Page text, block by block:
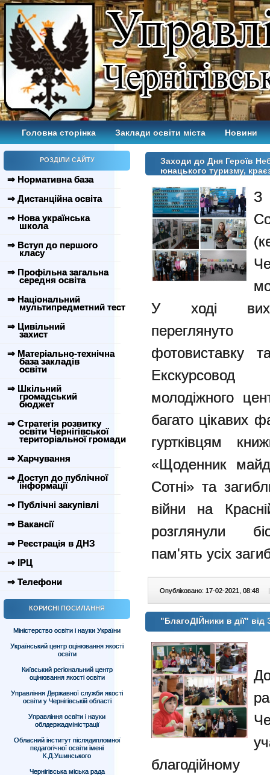
Головна сторінка Заклади освіти міста Новини
РОЗДІЛИ САЙТУ
⇒ Нормативна база
⇒ Дистанційна освіта
⇒ Нова українська
школа
⇒ Вступ до першого
класу
⇒ Профільна загальна
середня освіта
⇒ Національний
мультипредметний тест
⇒ Цивільний
захист
⇒ Матеріально-технічна
база закладів
освіти
⇒ Шкільний
громадський
бюджет
⇒ Стратегія розвитку
освіти Чернігівської
територіальної громади
⇒ Харчування
⇒ Доступ до публічної
інформації
⇒ Публічні закупівлі
⇒ Вакансії
⇒ Реєстрація в ДНЗ
⇒ ІРЦ
⇒ Телефони
КОРИСНІ ПОСИЛАННЯ
Міністерство освіти і науки України
Український центр оцінювання якості
освіти
Київський регіональний центр
оцінювання якості освіти
Управління Державної служби якості
освіти у Чернігівській області
Управління освіти і науки
облдержадміністрації
Обласний інститут післядипломної
педагогічної освіти імені
К.Д.Ушинського
Чернігівська міська рада
Заходи до Дня Героїв
юнацького туризму,
З
У ході
фотовиставку
Екскурсовод
молодіжного
багато цікавих
гуртківцям
«Щоденник
Сотні» та
війни на
розглянули
пам'ять усіх
Опубліковано: 17-02-2021, 08:48 |
"БлагоДІЙники в дії"
благодійному